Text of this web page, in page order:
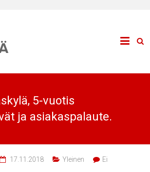
5-vuotis
ja asiakaspalaute.
17.11.2018 Yleinen
Ei